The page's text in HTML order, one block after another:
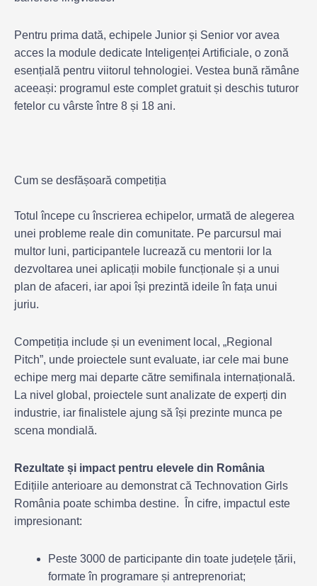
Pentru prima dată, echipele Junior și Senior vor avea
acces la module dedicate Inteligenței Artificiale, o zonă
esențială pentru viitorul tehnologiei. Vestea bună rămâne
aceeași: programul este complet gratuit și deschis tuturor
fetelor cu vârste între 8 și 18 ani.
Cum se desfășoară competiția
Totul începe cu înscrierea echipelor, urmată de alegerea
unei probleme reale din comunitate. Pe parcursul mai
multor luni, participantele lucrează cu mentorii lor la
dezvoltarea unei aplicații mobile funcționale și a unui
plan de afaceri, iar apoi își prezintă ideile în fața unui
juriu.
Competiția include și un eveniment local, „Regional
Pitch”, unde proiectele sunt evaluate, iar cele mai bune
echipe merg mai departe către semifinala internațională.
La nivel global, proiectele sunt analizate de experți din
industrie, iar finalistele ajung să își prezinte munca pe
scena mondială.
Rezultate și impact pentru elevele din România
Edițiile anterioare au demonstrat că Technovation Girls
România poate schimba destine. În cifre, impactul este
impresionant:
Peste 3000 de participante din toate județele țării,
formate în programare și antreprenoriat;